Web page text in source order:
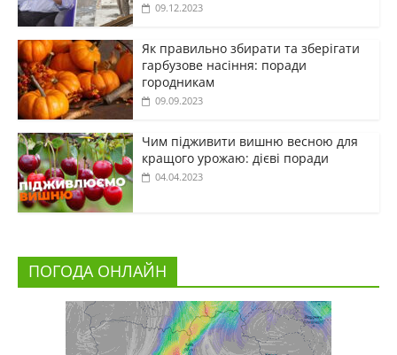
09.12.2023
Як правильно збирати та зберігати
гарбузове насіння: поради
городникам
09.09.2023
Чим підживити вишню весною для
кращого урожаю: дієві поради
04.04.2023
ПОГОДА ОНЛАЙН